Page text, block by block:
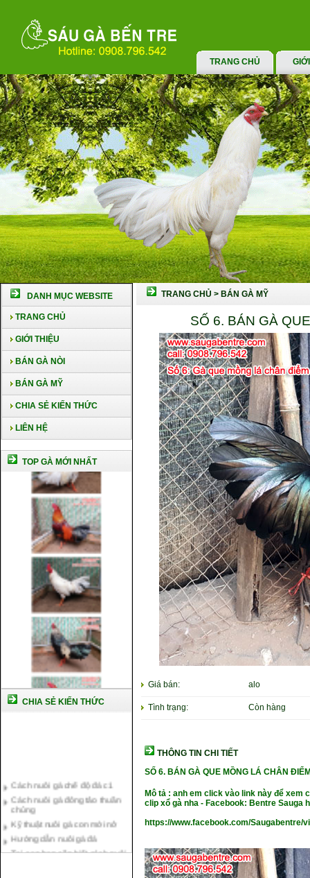
TRANG CHỦ
DANH MỤC WEBSITE
TRANG CHỦ
GIỚI THIỆU
BÁN GÀ NÒI
BÁN GÀ MỸ
CHIA SẺ KIẾN THỨC
LIÊN HỆ
TOP GÀ MỚI NHẤT
CHIA SẺ KIẾN THỨC
Cách nuôi gà đông tảo thuần
chủng
Kỹ thuật nuôi gà con mới nở
Hướng dẫn nuôi gà đá
Tại sao bạn cần biết cách nuôi
gà chọi ?
TRANG CHỦ > BÁN GÀ MỸ
SỐ 6. BÁN GÀ
Giá bán: alo
Tình trạng: Còn hàng
THÔNG TIN CHI TIẾT
SỐ 6. BÁN GÀ QUE MỒNG LÁ CHÂN
Mô tả : anh em click vào link này để xem
clip xổ gà nha - Facebook: Bentre Sauga
https://www.facebook.com/Saugabentre/